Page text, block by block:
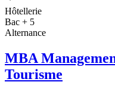
Hôtellerie
Bac + 5
Alternance
MBA
Tourisme